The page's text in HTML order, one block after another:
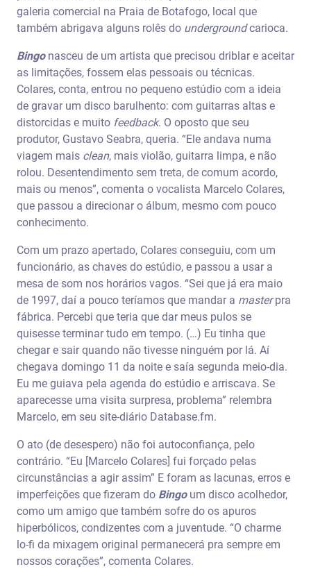
galeria comercial na Praia de Botafogo, local que
também abrigava alguns rolês do undergroundcarioca.
Bingo nasceu de um artista que precisou driblar e aceitar
as limitações, fossem elas pessoais ou técnicas.
Colares, conta, entrou no pequeno estúdio com a ideia
de gravar um disco barulhento: com guitarras altas e
distorcidas e muito feedback. O oposto que seu
produtor, Gustavo Seabra, queria. “Ele andava numa
viagem mais clean, mais violão, guitarra limpa, e não
rolou. Desentendimento sem treta, de comum acordo,
mais ou menos”, comenta o vocalista Marcelo Colares,
que passou a direcionar o álbum, mesmo com pouco
conhecimento.
Com um prazo apertado, Colares conseguiu, com um
funcionário, as chaves do estúdio, e passou a usar a
mesa de som nos horários vagos. “Sei que já era maio
de 1997, daí a pouco teríamos que mandar a masterpra
fábrica. Percebi que teria que dar meus pulos se
quisesse terminar tudo em tempo. (…) Eu tinha que
chegar e sair quando não tivesse ninguém por lá. Aí
chegava domingo 11 da noite e saía segunda meio-dia.
Eu me guiava pela agenda do estúdio e arriscava. Se
aparecesse uma visita surpresa, problema” relembra
Marcelo, em seu site-diário Database.fm.
O ato (de desespero) não foi autoconfiança, pelo
contrário. “Eu [Marcelo Colares] fui forçado pelas
circunstâncias a agir assim” E foram as lacunas, erros e
imperfeições que fizeram do Bingo um disco acolhedor,
como um amigo que também sofre do os apuros
hiperbólicos, condizentes com a juventude. “O charme
lo-fi da mixagem original permanecerá pra sempre em
nossos corações”, comenta Colares.